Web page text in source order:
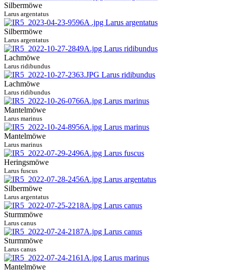
Silbermöwe
Larus argentatus
Silbermöwe
Larus argentatus
Lachmöwe
Larus ridibundus
Lachmöwe
Larus ridibundus
Mantelmöwe
Larus marinus
Mantelmöwe
Larus marinus
Heringsmöwe
Larus fuscus
Silbermöwe
Larus argentatus
Sturmmöwe
Larus canus
Sturmmöwe
Larus canus
Mantelmöwe